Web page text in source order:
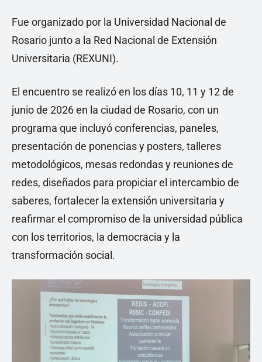
Fue organizado por la Universidad Nacional de
Rosario junto a la Red Nacional de Extensión
Universitaria (REXUNI).
El encuentro se realizó en los días 10, 11 y 12 de
junio de 2026 en la ciudad de Rosario, con un
programa que incluyó conferencias, paneles,
presentación de ponencias y posters, talleres
metodológicos, mesas redondas y reuniones de
redes, diseñados para propiciar el intercambio de
saberes, fortalecer la extensión universitaria y
reafirmar el compromiso de la universidad pública
con los territorios, la democracia y la
transformación social.